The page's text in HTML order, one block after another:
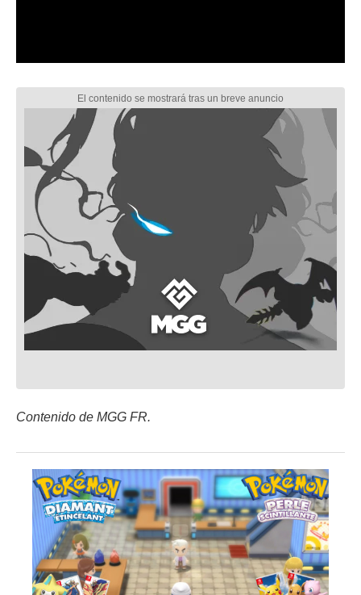
Contenido de MGG FR.